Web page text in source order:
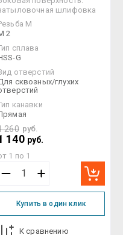
шлифовка
М
2
сплава
G
отверстий
сквозных/глухих
канавки
260 руб.
140 руб.
1 по 1
Купить в один клик
К сравнению